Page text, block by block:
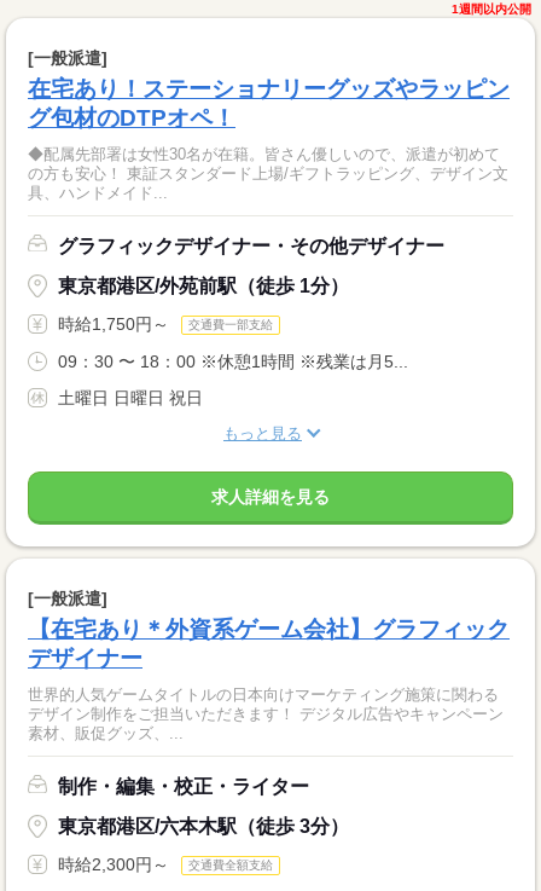
1週間以内公開
[一般派遣]
在宅あり！ステーショナリーグッズやラッピン
グ包材のDTPオペ！
◆配属先部署は女性30名が在籍。皆さん優しいので、派遣が初めて
の方も安心！ 東証スタンダード上場/ギフトラッピング、デザイン文
具、ハンドメイド...
グラフィックデザイナー・その他デザイナー
東京都港区/外苑前駅（徒歩 1分）
時給1,750円～ 交通費一部支給
09：30 〜 18：00 ※休憩1時間 ※残業は月5...
土曜日 日曜日 祝日
もっと見る
求人詳細を見る
[一般派遣]
【在宅あり＊外資系ゲーム会社】グラフィック
デザイナー
世界的人気ゲームタイトルの日本向けマーケティング施策に関わる
デザイン制作をご担当いただきます！ デジタル広告やキャンペーン
素材、販促グッズ、...
制作・編集・校正・ライター
東京都港区/六本木駅（徒歩 3分）
時給2,300円～ 交通費全額支給